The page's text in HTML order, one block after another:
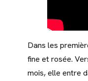
Dans les
fine et rosée.
mois, elle entre